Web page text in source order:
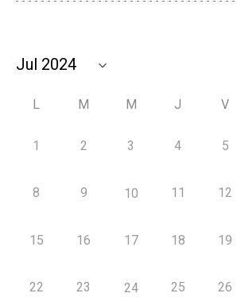
L M M J V
1 2 3 4 5
8 9 10 11 12
15 16 17 18 19
22 23 24 25 26